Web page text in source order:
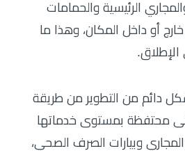
الرئيسية والحمامات
أو داخل المكان، وهذا ما
دائم من التطوير من طريقة
محتفظة بمستوى خدماتها
وبيارات الصرف الصحي،